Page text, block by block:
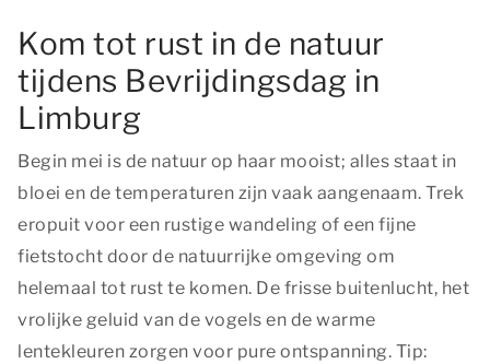
Kom tot rust in de natuur
tijdens Bevrijdingsdag in
Limburg
Begin mei is de natuur op haar mooist; alles staat in
bloei en de temperaturen zijn vaak aangenaam. Trek
eropuit voor een rustige wandeling of een fijne
fietstocht door de natuurrijke omgeving om
helemaal tot rust te komen. De frisse buitenlucht, het
vrolijke geluid van de vogels en de warme
lentekleuren zorgen voor pure ontspanning. Tip: